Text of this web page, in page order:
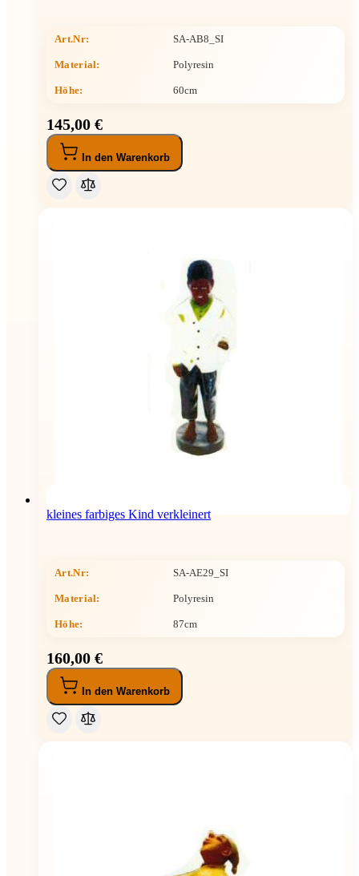
Art.Nr: SA-AB8_SI
Material: Polyresin
Höhe: 60cm
145,00 €
In den Warenkorb
kleines farbiges Kind verkleinert
Art.Nr: SA-AE29_SI
Material: Polyresin
Höhe: 87cm
160,00 €
In den Warenkorb